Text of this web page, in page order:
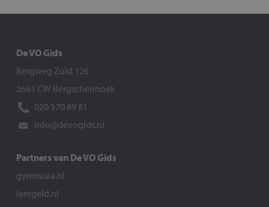
De VO Gids
Bergweg Zuid 126
2661 CW Bergschenhoek
020 570 89 81
info@devogids.nl
Partners van De VO Gids
gymnasia.nl
leergeld.nl